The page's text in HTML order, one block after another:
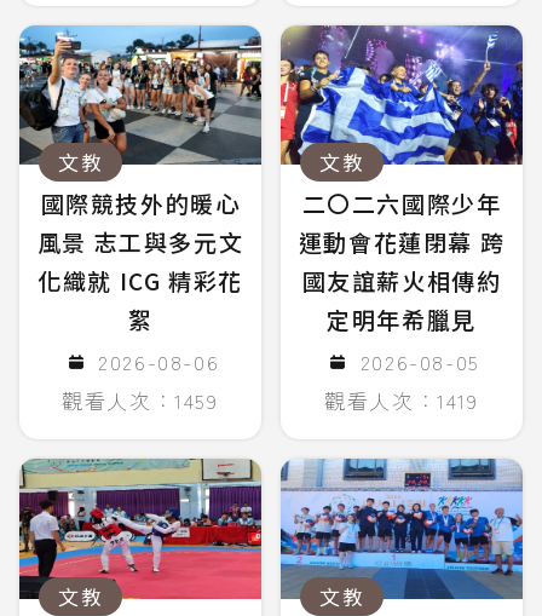
文教
國際競技外的暖心
風景 志工與多元文
化織就 ICG 精彩花
絮
2026-08-06
觀看人次：1459
文教
二〇二六國際少年
運動會花蓮閉幕 跨
國友誼薪火相傳約
定明年希臘見
2026-08-05
觀看人次：1419
文教 文教